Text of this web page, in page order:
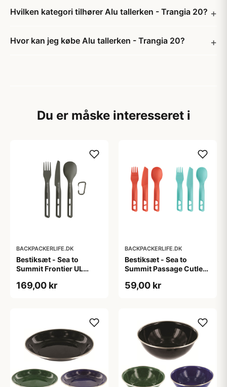
Hvilken kategori tilhører Alu tallerken - Trangia 20?
Hvor kan jeg købe Alu tallerken - Trangia 20?
Du er måske interesseret i
BACKPACKERLIFE.DK
Bestiksæt - Sea to
Summit Frontier UL
stk
169,00 kr
BACKPACKERLIFE.DK
Bestiksæt - Sea to
Summit Passage Cutlery
59,00 kr